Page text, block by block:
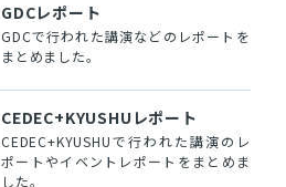
GDCレポート
GDCで行われた講演などのレポートを
まとめました。
CEDEC+KYUSHUレポート
CEDEC+KYUSHUで行われた講演のレ
ポートやイベントレポートをまとめま
した。